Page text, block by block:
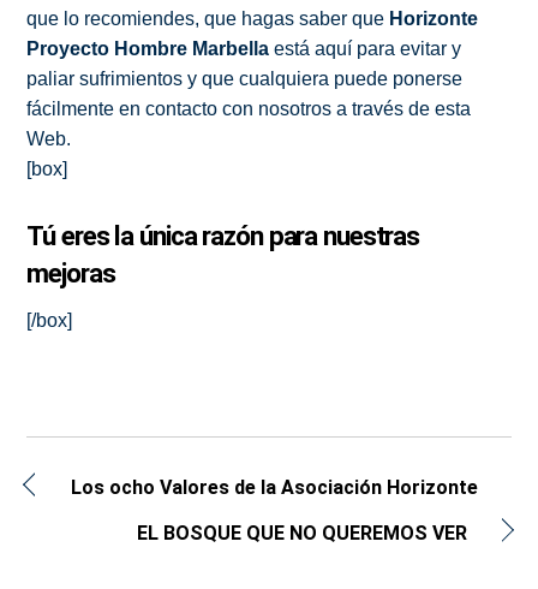
que lo recomiendes, que hagas saber que Horizonte
Proyecto Hombre Marbella está aquí para evitar y
paliar sufrimientos y que cualquiera puede ponerse
fácilmente en contacto con nosotros a través de esta
Web.
[box]
Tú eres la única razón para nuestras
mejoras
[/box]
Los ocho Valores de la Asociación Horizonte
EL BOSQUE QUE NO QUEREMOS VER